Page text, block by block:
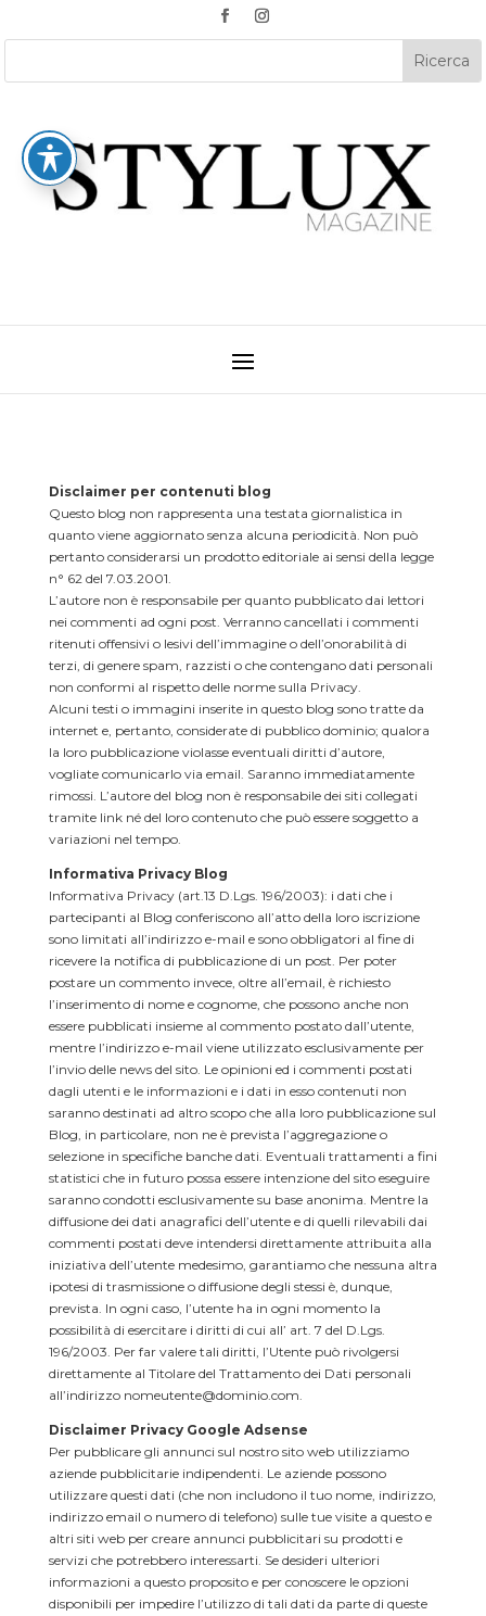
Disclaimer per contenuti blog
Questo blog non rappresenta una testata giornalistica in
quanto viene aggiornato senza alcuna periodicità. Non può
pertanto considerarsi un prodotto editoriale ai sensi della legge
n° 62 del 7.03.2001.
L’autore non è responsabile per quanto pubblicato dai lettori
nei commenti ad ogni post. Verranno cancellati i commenti
ritenuti offensivi o lesivi dell’immagine o dell’onorabilità di
terzi, di genere spam, razzisti o che contengano dati personali
non conformi al rispetto delle norme sulla Privacy.
Alcuni testi o immagini inserite in questo blog sono tratte da
internet e, pertanto, considerate di pubblico dominio; qualora
la loro pubblicazione violasse eventuali diritti d’autore,
vogliate comunicarlo via email. Saranno immediatamente
rimossi. L’autore del blog non è responsabile dei siti collegati
tramite link né del loro contenuto che può essere soggetto a
variazioni nel tempo.
Informativa Privacy Blog
Informativa Privacy (art.13 D.Lgs. 196/2003): i dati che i
partecipanti al Blog conferiscono all’atto della loro iscrizione
sono limitati all’indirizzo e-mail e sono obbligatori al fine di
ricevere la notifica di pubblicazione di un post. Per poter
postare un commento invece, oltre all’email, è richiesto
l’inserimento di nome e cognome, che possono anche non
essere pubblicati insieme al commento postato dall’utente,
mentre l’indirizzo e-mail viene utilizzato esclusivamente per
l’invio delle news del sito. Le opinioni ed i commenti postati
dagli utenti e le informazioni e i dati in esso contenuti non
saranno destinati ad altro scopo che alla loro pubblicazione sul
Blog, in particolare, non ne è prevista l’aggregazione o
selezione in specifiche banche dati. Eventuali trattamenti a fini
statistici che in futuro possa essere intenzione del sito eseguire
saranno condotti esclusivamente su base anonima. Mentre la
diffusione dei dati anagrafici dell’utente e di quelli rilevabili dai
commenti postati deve intendersi direttamente attribuita alla
iniziativa dell’utente medesimo, garantiamo che nessuna altra
ipotesi di trasmissione o diffusione degli stessi è, dunque,
prevista. In ogni caso, l’utente ha in ogni momento la
possibilità di esercitare i diritti di cui all’ art. 7 del D.Lgs.
196/2003. Per far valere tali diritti, l’Utente può rivolgersi
direttamente al Titolare del Trattamento dei Dati personali
all’indirizzo nomeutente@dominio.com.
Disclaimer Privacy Google Adsense
Per pubblicare gli annunci sul nostro sito web utilizziamo
aziende pubblicitarie indipendenti. Le aziende possono
utilizzare questi dati (che non includono il tuo nome, indirizzo,
indirizzo email o numero di telefono) sulle tue visite a questo e
altri siti web per creare annunci pubblicitari su prodotti e
servizi che potrebbero interessarti. Se desideri ulteriori
informazioni a questo proposito e per conoscere le opzioni
disponibili per impedire l’utilizzo di tali dati da parte di queste